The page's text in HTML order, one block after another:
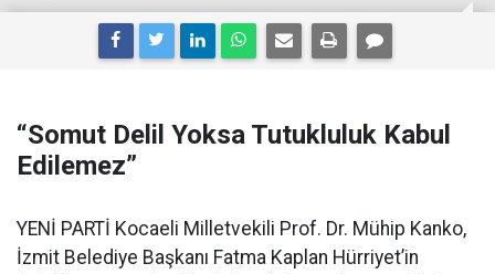
“Somut Delil Yoksa Tutukluluk Kabul
Edilemez”
YENİ PARTİ Kocaeli Milletvekili Prof. Dr. Mühip Kanko,
İzmit Belediye Başkanı Fatma Kaplan Hürriyet’in